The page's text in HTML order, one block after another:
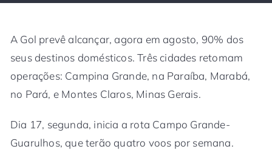
A Gol prevê alcançar, agora em agosto, 90% dos
seus destinos domésticos. Três cidades retomam
operações: Campina Grande, na Paraíba, Marabá,
no Pará, e Montes Claros, Minas Gerais.
Dia 17, segunda, inicia a rota Campo Grande-
Guarulhos, que terão quatro voos por semana.